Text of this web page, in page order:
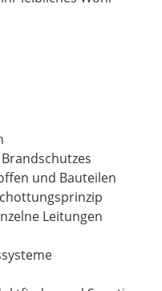
und Bauteilen
Leitungen